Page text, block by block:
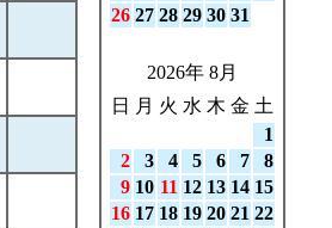
26 27 28 29 30 31
2026年 8月
日
月 火 水 木 金 土
1
2
3 4 5 6 7
8
9 10 11 12 13 14 15
16 17 18 19 20 21 22